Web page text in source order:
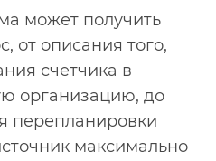
может получить
от описания того,
счетчика в
организацию, до
перепланировки
максимально